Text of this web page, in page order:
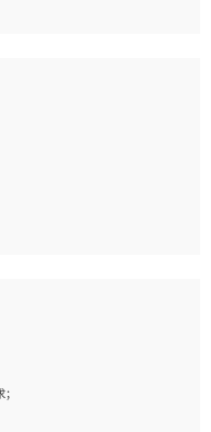
频剪辑和特效包装软件；
；